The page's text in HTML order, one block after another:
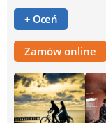
+ Oceń
Zamów online